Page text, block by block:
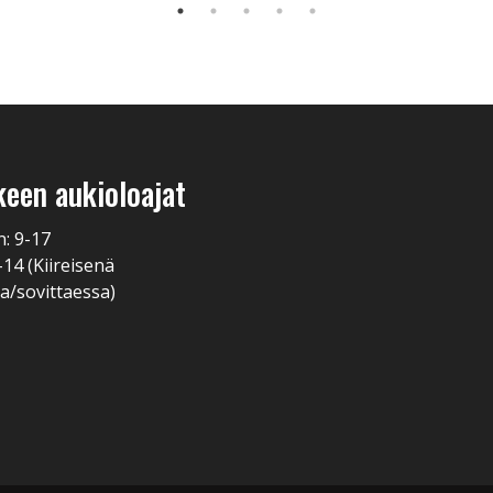
aukioloajat
9-17
(Kiireisenä
sovittaessa)